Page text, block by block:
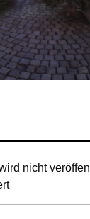
nicht